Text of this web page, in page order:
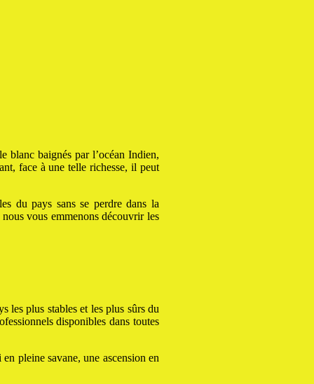
blanc baignés par l’océan Indien,
face à une telle richesse, il peut
du pays sans se perdre dans la
vous emmenons découvrir les
les plus stables et les plus sûrs du
disponibles dans toutes
pleine savane, une ascension en